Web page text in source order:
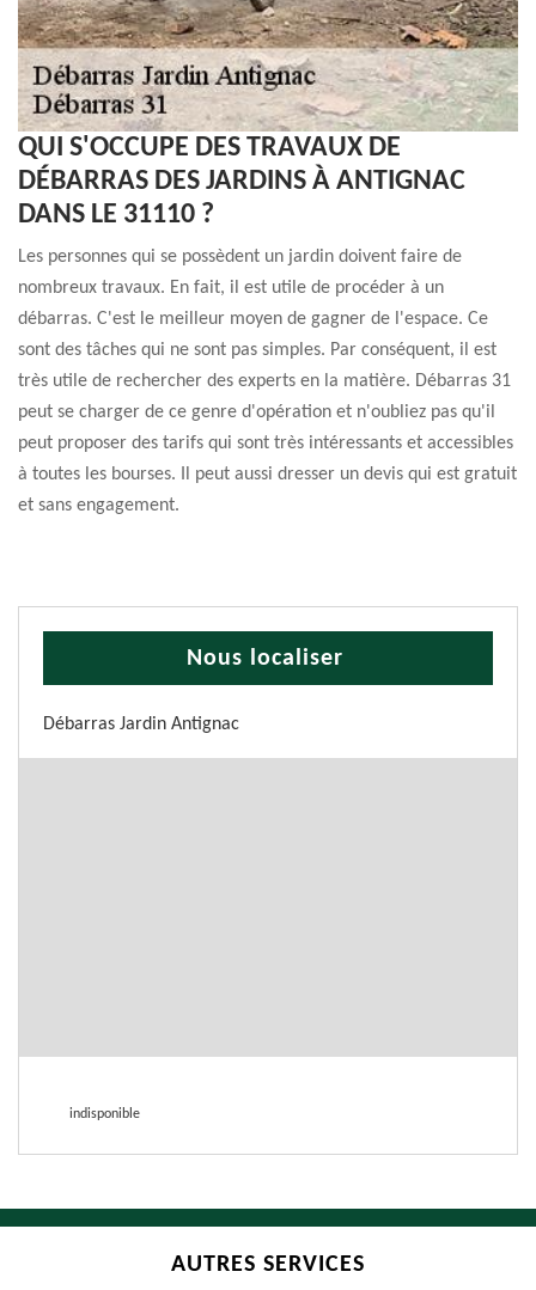
QUI S'OCCUPE DES TRAVAUX DE
DÉBARRAS DES JARDINS À ANTIGNAC
DANS LE 31110 ?
Les personnes qui se possèdent un jardin doivent faire de
nombreux travaux. En fait, il est utile de procéder à un
débarras. C'est le meilleur moyen de gagner de l'espace. Ce
sont des tâches qui ne sont pas simples. Par conséquent, il est
très utile de rechercher des experts en la matière. Débarras 31
peut se charger de ce genre d'opération et n'oubliez pas qu'il
peut proposer des tarifs qui sont très intéressants et accessibles
à toutes les bourses. Il peut aussi dresser un devis qui est gratuit
et sans engagement.
Nous localiser
Débarras Jardin Antignac
indisponible
AUTRES SERVICES